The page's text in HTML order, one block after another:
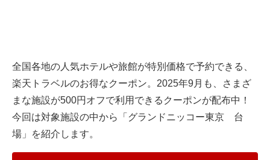
全国各地の人気ホテルや旅館が特別価格で予約できる、
楽天トラベルのお得なクーポン。2025年9月も、さまざ
まな施設が500円オフで利用できるクーポンが配布中！
今回は対象施設の中から「グランドニッコー東京 台
場」を紹介します。